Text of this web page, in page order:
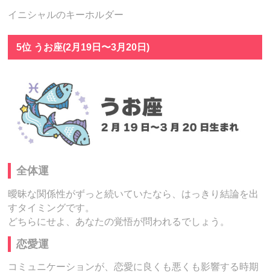
イニシャルのキーホルダー
5位 うお座(2月19日〜3月20日)
全体運
曖昧な関係性がずっと続いていたなら、はっきり結論を出
すタイミングです。
どちらにせよ、あなたの覚悟が問われるでしょう。
恋愛運
コミュニケーションが、恋愛に良くも悪くも影響する時期